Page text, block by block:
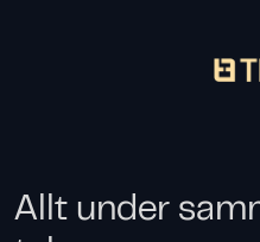
Gå
Allt under